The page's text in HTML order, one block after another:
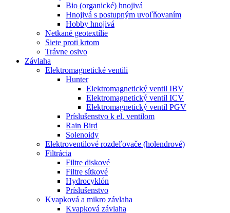
Bio (organické) hnojivá
Hnojivá s postupným uvoľňovaním
Hobby hnojivá
Netkané geotextílie
Siete proti krtom
Trávne osivo
Závlaha
Elektromagnetické ventili
Hunter
Elektromagnetický ventil IBV
Elektromagnetický ventil ICV
Elektromagnetický ventil PGV
Príslušenstvo k el. ventilom
Rain Bird
Solenoidy
Elektroventilové rozdeľovače (holendrové)
Filtrácia
Filtre diskové
Filtre sítkové
Hydrocyklón
Príslušenstvo
Kvapková a mikro závlaha​
Kvapková závlaha